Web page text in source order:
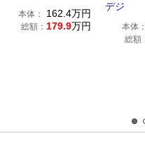
本体： 162.4万円
総額： 179.9万円
デジ
本体：
総額